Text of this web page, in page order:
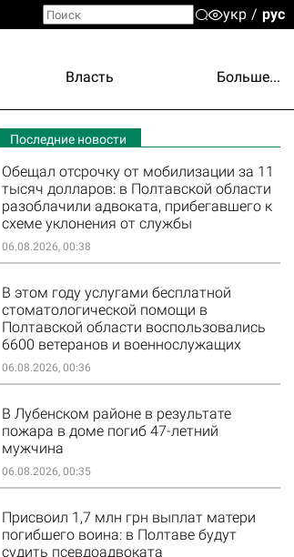
укр рус
Власть Больше...
Последние новости
Обещал отсрочку от мобилизации за 11
тысяч долларов: в Полтавской области
разоблачили адвоката, прибегавшего к
схеме уклонения от службы
06.08.2026, 00:38
В этом году услугами бесплатной
стоматологической помощи в
Полтавской области воспользовались
6600 ветеранов и военнослужащих
06.08.2026, 00:36
В Лубенском районе в результате
пожара в доме погиб 47-летний
мужчина
06.08.2026, 00:35
Присвоил 1,7 млн грн выплат матери
погибшего воина: в Полтаве будут
судить псевдоадвоката